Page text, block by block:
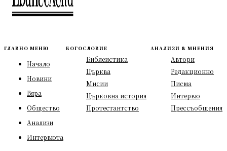
ГЛАВНО МЕНЮ
Начало
Новини
Вяра
Общество
Анализи
Интервюта
БОГОСЛОВИЕ
Библеистика
Църква
Мисии
Църковна история
Протестантство
АНАЛИЗИ & МНЕНИЯ
Автори
Редакционно
Писма
Интервю
Прессъобщения